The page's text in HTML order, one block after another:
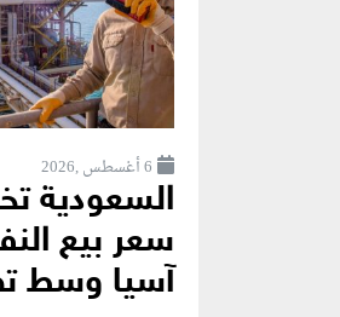
6 أغسطس ,2026
السعودية
سعر بيع
آسيا وسط